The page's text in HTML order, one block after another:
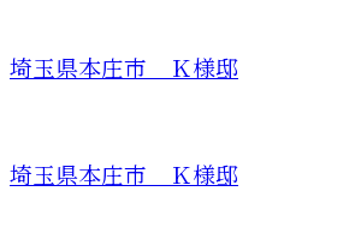
埼玉県本庄市 Ｋ様邸
埼玉県本庄市 Ｋ様邸